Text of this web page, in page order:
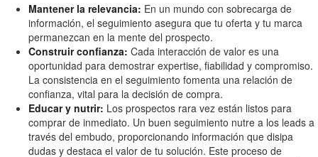
Mantener la relevancia: En un mundo con sobrecarga de
información, el seguimiento asegura que tu oferta y tu marca
permanezcan en la mente del prospecto.
Construir confianza: Cada interacción de valor es una
oportunidad para demostrar expertise, fiabilidad y compromiso.
La consistencia en el seguimiento fomenta una relación de
confianza, vital para la decisión de compra.
Educar y nutrir: Los prospectos rara vez están listos para
comprar de inmediato. Un buen seguimiento nutre a los leads a
través del embudo, proporcionando información que disipa
dudas y destaca el valor de tu solución. Este proceso de